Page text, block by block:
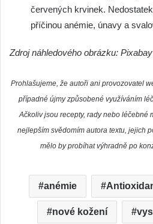
červených krvinek.
příčinou anémie, únavy a
Zdroj náhledového obrázku: Pixabay
Prohlašujeme, že autoři ani provozovatel
případné újmy způsobené využíváním
Ačkoliv jsou recepty, rady nebo léčebné
nejlepším svědomím autora textu, jejich
mělo by probíhat výhradně po
anémie
nové kožení